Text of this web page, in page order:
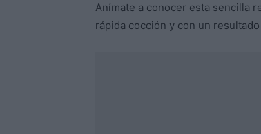
Anímate a conocer esta sencilla
rápida cocción y con un